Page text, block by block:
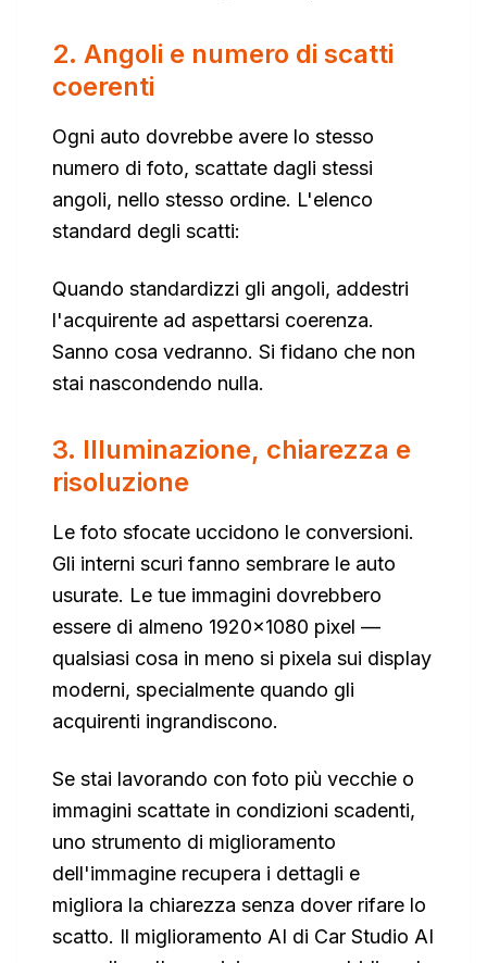
2. Angoli e numero di scatti
coerenti
Ogni auto dovrebbe avere lo stesso
numero di foto, scattate dagli stessi
angoli, nello stesso ordine. L'elenco
standard degli scatti:
Quando standardizzi gli angoli, addestri
l'acquirente ad aspettarsi coerenza.
Sanno cosa vedranno. Si fidano che non
stai nascondendo nulla.
3. Illuminazione, chiarezza e
risoluzione
Le foto sfocate uccidono le conversioni.
Gli interni scuri fanno sembrare le auto
usurate. Le tue immagini dovrebbero
essere di almeno 1920×1080 pixel —
qualsiasi cosa in meno si pixela sui display
moderni, specialmente quando gli
acquirenti ingrandiscono.
Se stai lavorando con foto più vecchie o
immagini scattate in condizioni scadenti,
uno strumento di miglioramento
dell'immagine recupera i dettagli e
migliora la chiarezza senza dover rifare lo
scatto. Il miglioramento AI di Car Studio AI